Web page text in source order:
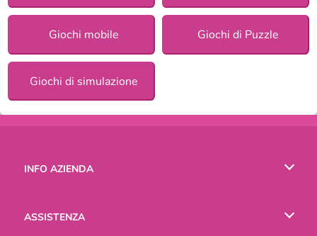
Giochi mobile Giochi di Puzzle
Giochi di simulazione
INFO AZIENDA
ASSISTENZA